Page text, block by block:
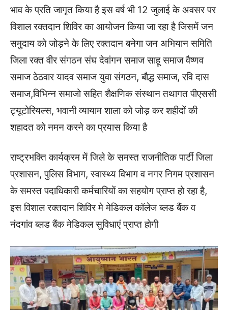
भाव के प्रति जागृत किया है इस वर्ष भी 12 जुलाई के अवसर पर
विशाल रक्तदान शिविर का आयोजन किया जा रहा है जिसमें जन
समुदाय को जोड़ने के लिए रक्तदान बनेगा जन अभियान समिति
जिला रक्त वीर संगठन संघ देवांगन समाज साहू समाज वैष्णव
समाज ठेठवार यादव समाज युवा संगठन, बौद्ध समाज, रवि दास
समाज,विभिन्न समाजो सहित शैक्षणिक संस्थान तथागत पीएससी
ट्यूटोरियल्स, भवानी व्यायाम शाला को जोड़ कर शहीदों की
शहादत को नमन करने का प्रयास किया है
राष्ट्रभक्ति कार्यक्रम में जिले के समस्त राजनीतिक पार्टी जिला
प्रशासन, पुलिस विभाग, स्वास्थ्य विभाग व नगर निगम प्रशासन
के समस्त पदाधिकारी कर्मचारियों का सहयोग प्राप्त हो रहा है,
इस विशाल रक्तदान शिविर मे मेडिकल कॉलेज ब्लड बैंक व
नंदगांव ब्लड बैंक मेडिकल सुविधाएं प्राप्त होगी